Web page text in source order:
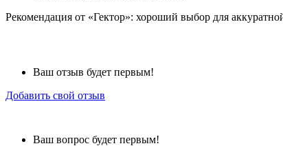
Рекомендация от «Гектор»: хороший выбор для
Ваш отзыв будет первым!
Добавить свой отзыв
Ваш вопрос будет первым!